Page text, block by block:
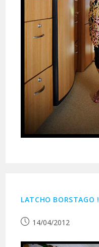
LATCHO BORSTAGO !
Publication
14/04/2012